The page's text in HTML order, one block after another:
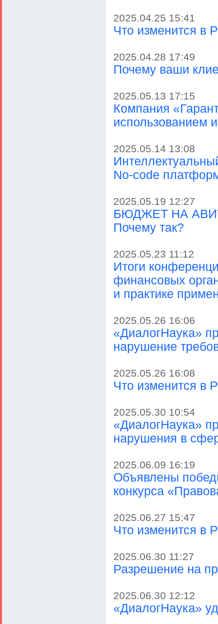
2025.04.25 15:41
Что изменится в
2025.04.28 17:49
Почему ваши
2025.05.13 17:15
Компания
использованием
2025.05.14 13:08
No-cоde
2025.05.19 12:27
БЮДЖЕТ НА
Почему так?
2025.05.23 11:12
Итоги
финансовых
и практике
2025.05.26 16:06
«ДиалогНаука»
нарушение
2025.05.26 16:08
Что изменится в
2025.05.30 10:54
«ДиалогНаука»
нарушения в
2025.06.09 16:19
Объявлены
конкурса
2025.06.27 15:47
Что изменится в
2025.06.30 11:27
Разрешение на
2025.06.30 12:12
«ДиалогНаука»